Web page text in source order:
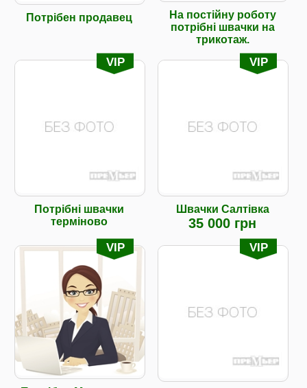
Потрібен продавец
На постійну роботу
потрібні швачки на
трикотаж.
VIP
Потрібні швачки
терміново
VIP
Швачки Салтівка
35 000 грн
VIP VIP